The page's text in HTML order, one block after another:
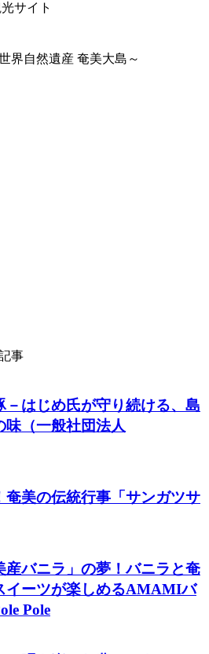
サイト
界自然遺産 奄美大島～
事
－はじめ氏が守り続ける、島
（一般社団法人
奄美の伝統行事「サンガツサ
産バニラ」の夢！バニラと奄
イーツが楽しめるAMAMIバ
Pole